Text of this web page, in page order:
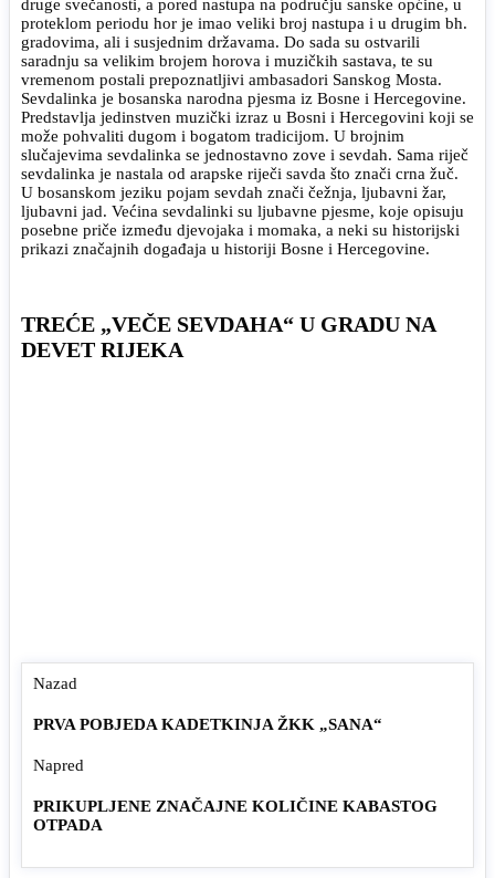
druge svečanosti, a pored nastupa na području sanske općine, u
proteklom periodu hor je imao veliki broj nastupa i u drugim bh.
gradovima, ali i susjednim državama. Do sada su ostvarili
saradnju sa velikim brojem horova i muzičkih sastava, te su
vremenom postali prepoznatljivi ambasadori Sanskog Mosta.
Sevdalinka je bosanska narodna pjesma iz Bosne i Hercegovine.
Predstavlja jedinstven muzički izraz u Bosni i Hercegovini koji se
može pohvaliti dugom i bogatom tradicijom. U brojnim
slučajevima sevdalinka se jednostavno zove i sevdah. Sama riječ
sevdalinka je nastala od arapske riječi savda što znači crna žuč.
U bosanskom jeziku pojam sevdah znači čežnja, ljubavni žar,
ljubavni jad. Većina sevdalinki su ljubavne pjesme, koje opisuju
posebne priče između djevojaka i momaka, a neki su historijski
prikazi značajnih događaja u historiji Bosne i Hercegovine.
TREĆE „VEČE SEVDAHA“ U GRADU NA
DEVET RIJEKA
Nazad
PRVA POBJEDA KADETKINJA ŽKK „SANA“
Napred
PRIKUPLJENE ZNAČAJNE KOLIČINE KABASTOG
OTPADA